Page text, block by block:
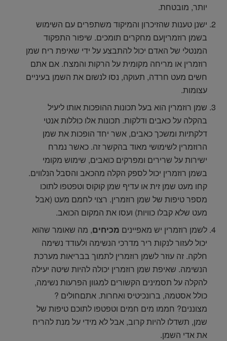
יותר, מובטחת.
ישנן טענות שהזיכרון והמיקוד משתפרים עם השימוש
בשמן רוזמריןעם מחקרים תומכים. שיפור התפקוד
המנטלי של האדם יכול להתבצע על ידי שאיפת ריח שמן
רוזמרין או מריחה מקומית על הרקות והמצח. אם אתם
חשים מעט חרדה, תעוקה, נסו לנשום את השמן בעיניים
עצומות.
שמן רוזמרין הוא בעל תכונות ההופכות אותו ליעיל
בהקלה על כאבים ודלקות. תכונות אלו כוללות אנטי
דלקתיות ומשכך כאבים, אשר יחד הופכות את שמן
הרוזמרין לשימושי מאוד בהקשר זה. כאשר נמרח
ישירות על שרירים ומפרקים כואבים, שימוש מקומי
בשמן רוזמרין יכול לספק הקלה מהכאב והסבל הנלווים.
קחו מעט שמן זית או עדיף שמן קוקוס וטפטפו לתוכו
מספר טיפות של שמן רוזמרין. רצוי לחמם מעט (אבל
מעט שלא קבלו כוויות) ועסו את המקום הכואב.
לשמן רוזמרין יש מאפיינים מכיחים, מה שאומר שהוא
יכול לעזור לנקות ריר מדרכי הנשימה ולעודד נשימה
חלקה. זה עוזר לשמן רוזמרין לתמוך בבריאות מערכת
הנשימה. שאיפת שמן רוזמרין יכולה להיות שיטה יעילה
להקלה על תסמינים הקשורים למגוון הפרעות נשימה,
כולל אסטמה, ברונכיטיס ואחרות. אתםחולים ?
מצוננים? חממו מים חמים וטפטפו לתוכם טיפות של
שמן, תשדלו להיות קרוב, אבל לא מידי על מנת להריח
את אדי השמן.